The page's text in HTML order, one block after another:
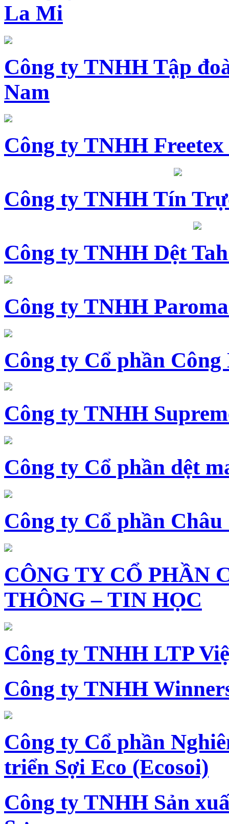
La Mi
Công ty TNHH Tập
Nam
Công ty TNHH
Công ty TNHH Tín
Công ty TNHH Dệt
Công ty TNHH
Công ty Cổ phần Công
Công ty TNHH
Công ty Cổ phần dệt
Công ty Cổ phần Châu
CÔNG TY CỔ PHẦN
THÔNG – TIN HỌC
Công ty TNHH LTP
Công ty TNHH
Công ty Cổ phần
triển Sợi Eco (Ecosoi)
Công ty TNHH Sản